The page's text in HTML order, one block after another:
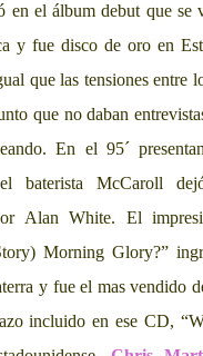
en el álbum debut que se
y fue disco de oro en
que las tensiones entre
que no daban
En el 95´
baterista McCaroll
Alan White. El
Morning Glory?”
y fue el mas vendido
incluido en ese CD,